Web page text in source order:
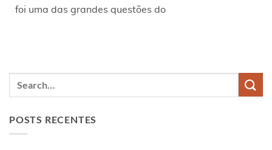
foi uma das grandes questões do
POSTS RECENTES